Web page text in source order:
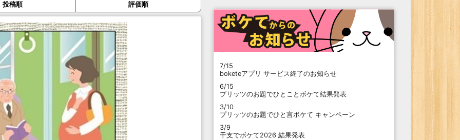
投稿順 評価順
7/15
boketeアプリ サービス終了のお知らせ
6/15
プリッツのお題でひとことボケて結果発表
3/10
プリッツのお題でひと言ボケて キャンペーン
3/9
干支でボケて2026 結果発表